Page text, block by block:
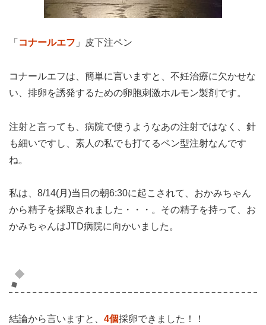
「 コナールエフ 」皮下注ペン
コナールエフは、簡単に言いますと、不妊治療に欠かせな
い、排卵を誘発するための卵胞刺激ホルモン製剤です。
注射と言っても、病院で使うようなあの注射ではなく、針
も細いですし、素人の私でも打てるペン型注射なんです
ね。
私は、8/14(月)当日の朝6:30に起こされて、おかみちゃん
から精子を採取されました・・・。その精子を持って、お
かみちゃんはJTD病院に向かいました。
結論から言いますと、 4個採卵できました！！